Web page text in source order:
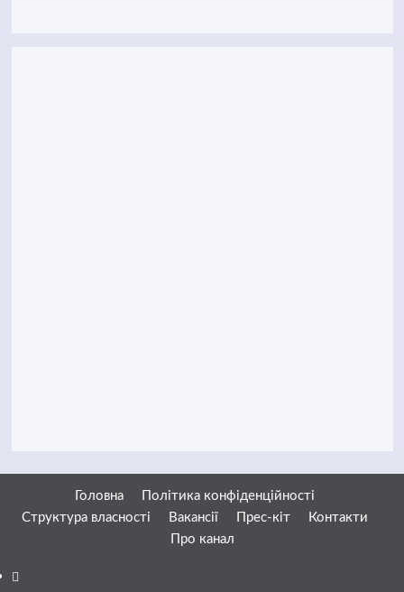
Головна
Політика конфіденційності
Структура власності
Вакансії Прес-кіт
Контакти
Про канал
Facebook